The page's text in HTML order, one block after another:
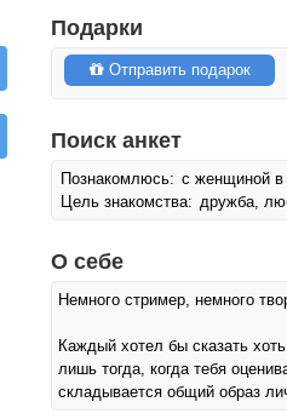
Подарки
Отправить подарок
Поиск анкет
Познакомлюсь: с женщиной в
Цель знакомства: дружба,
О себе
Немного стример, немного
Каждый хотел бы сказать
лишь тогда, когда тебя
складывается общий образ